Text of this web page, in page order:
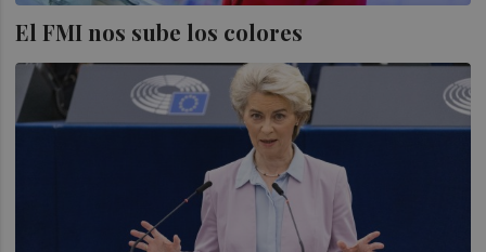
El FMI nos sube los colores